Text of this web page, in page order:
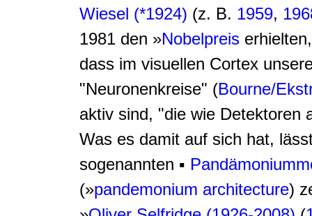
Wiesel (*1924) (z. B. 1959,
1981 den »Nobelpreis
dass im visuellen Cortex
"Neuronenkreise" (Bourne/
aktiv sind, "die wie Detektoren
Was es damit auf sich hat,
sogenannten ▪
(»pandemonium architecture)